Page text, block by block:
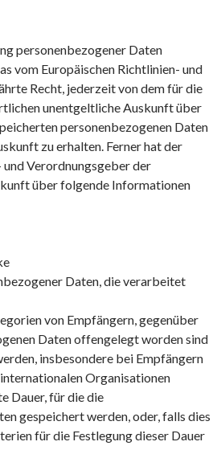
personenbezogener Daten
vom Europäischen Richtlinien- und
Recht, jederzeit von dem für die
unentgeltliche Auskunft über
personenbezogenen Daten
zu erhalten. Ferner hat der
Verordnungsgeber der
über folgende Informationen
Daten, die verarbeitet
von Empfängern, gegenüber
Daten offengelegt worden sind
insbesondere bei Empfängern
Organisationen
Dauer, für die die
gespeichert werden, oder, falls dies
für die Festlegung dieser Dauer